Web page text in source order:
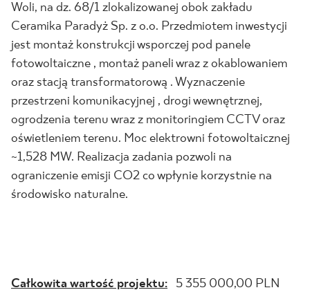
Woli, na dz. 68/1 zlokalizowanej obok zakładu
Ceramika Paradyż Sp. z o.o. Przedmiotem inwestycji
jest montaż konstrukcji wsporczej pod panele
fotowoltaiczne , montaż paneli wraz z okablowaniem
oraz stacją transformatorową . Wyznaczenie
przestrzeni komunikacyjnej , drogi wewnętrznej,
ogrodzenia terenu wraz z monitoringiem CCTV oraz
oświetleniem terenu. Moc elektrowni fotowoltaicznej
~1,528 MW. Realizacja zadania pozwoli na
ograniczenie emisji CO2 co wpłynie korzystnie na
środowisko naturalne.
Całkowita wartość projektu: 5 355 000,00 PLN